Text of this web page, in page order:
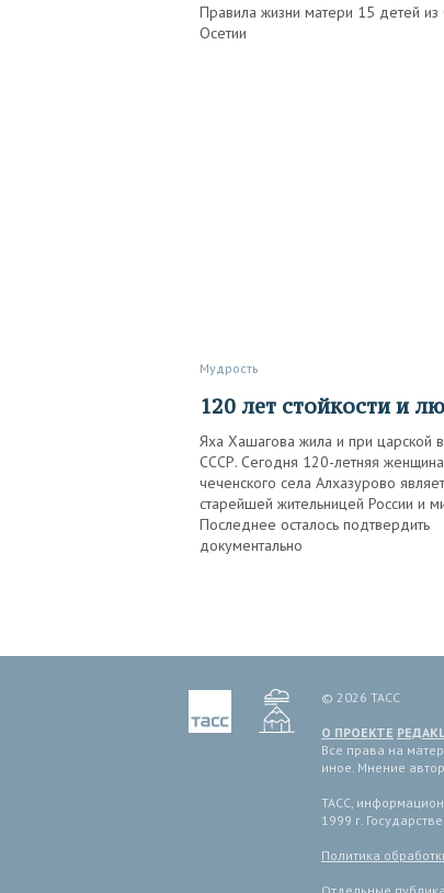
Правила жизни матери 15 детей
Осетии
Мудрость
120 лет стойкости и
Яха Хашагова жила и при царской
СССР. Сегодня 120-летняя
чеченского села Алхазурово
старейшей жительницей России и
Последнее осталось подтвердить
документально
© 2026 ТАСС
О ПРОЕКТЕ
Все права на
иное. Мнение
ТАСС,
1999 г.
Политика